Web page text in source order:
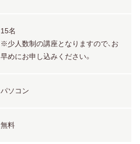
15名
※少人数制の講座となりますので、お
早めにお申し込みください。
パソコン
無料